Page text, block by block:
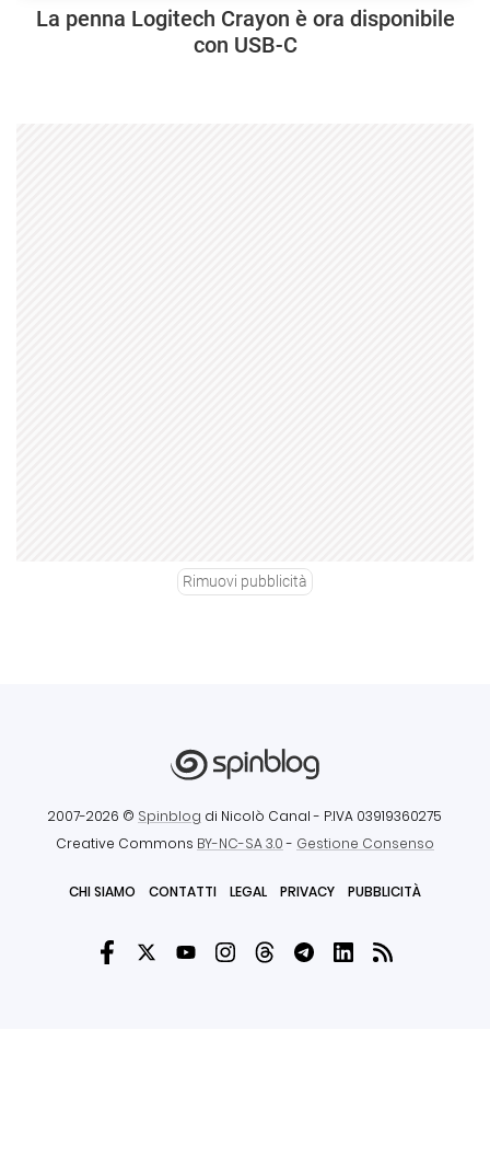
La penna Logitech Crayon è ora disponibile
con USB-C
Rimuovi pubblicità
2007-2026 © Spinblog di Nicolò Canal - P.IVA 03919360275
Creative Commons BY-NC-SA 3.0- Gestione Consenso
CHI SIAMO CONTATTI LEGAL PRIVACY PUBBLICITÀ